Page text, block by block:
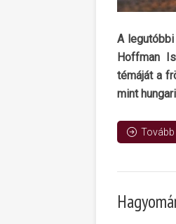
A
Hoffman
témáját a
mint
Tovább